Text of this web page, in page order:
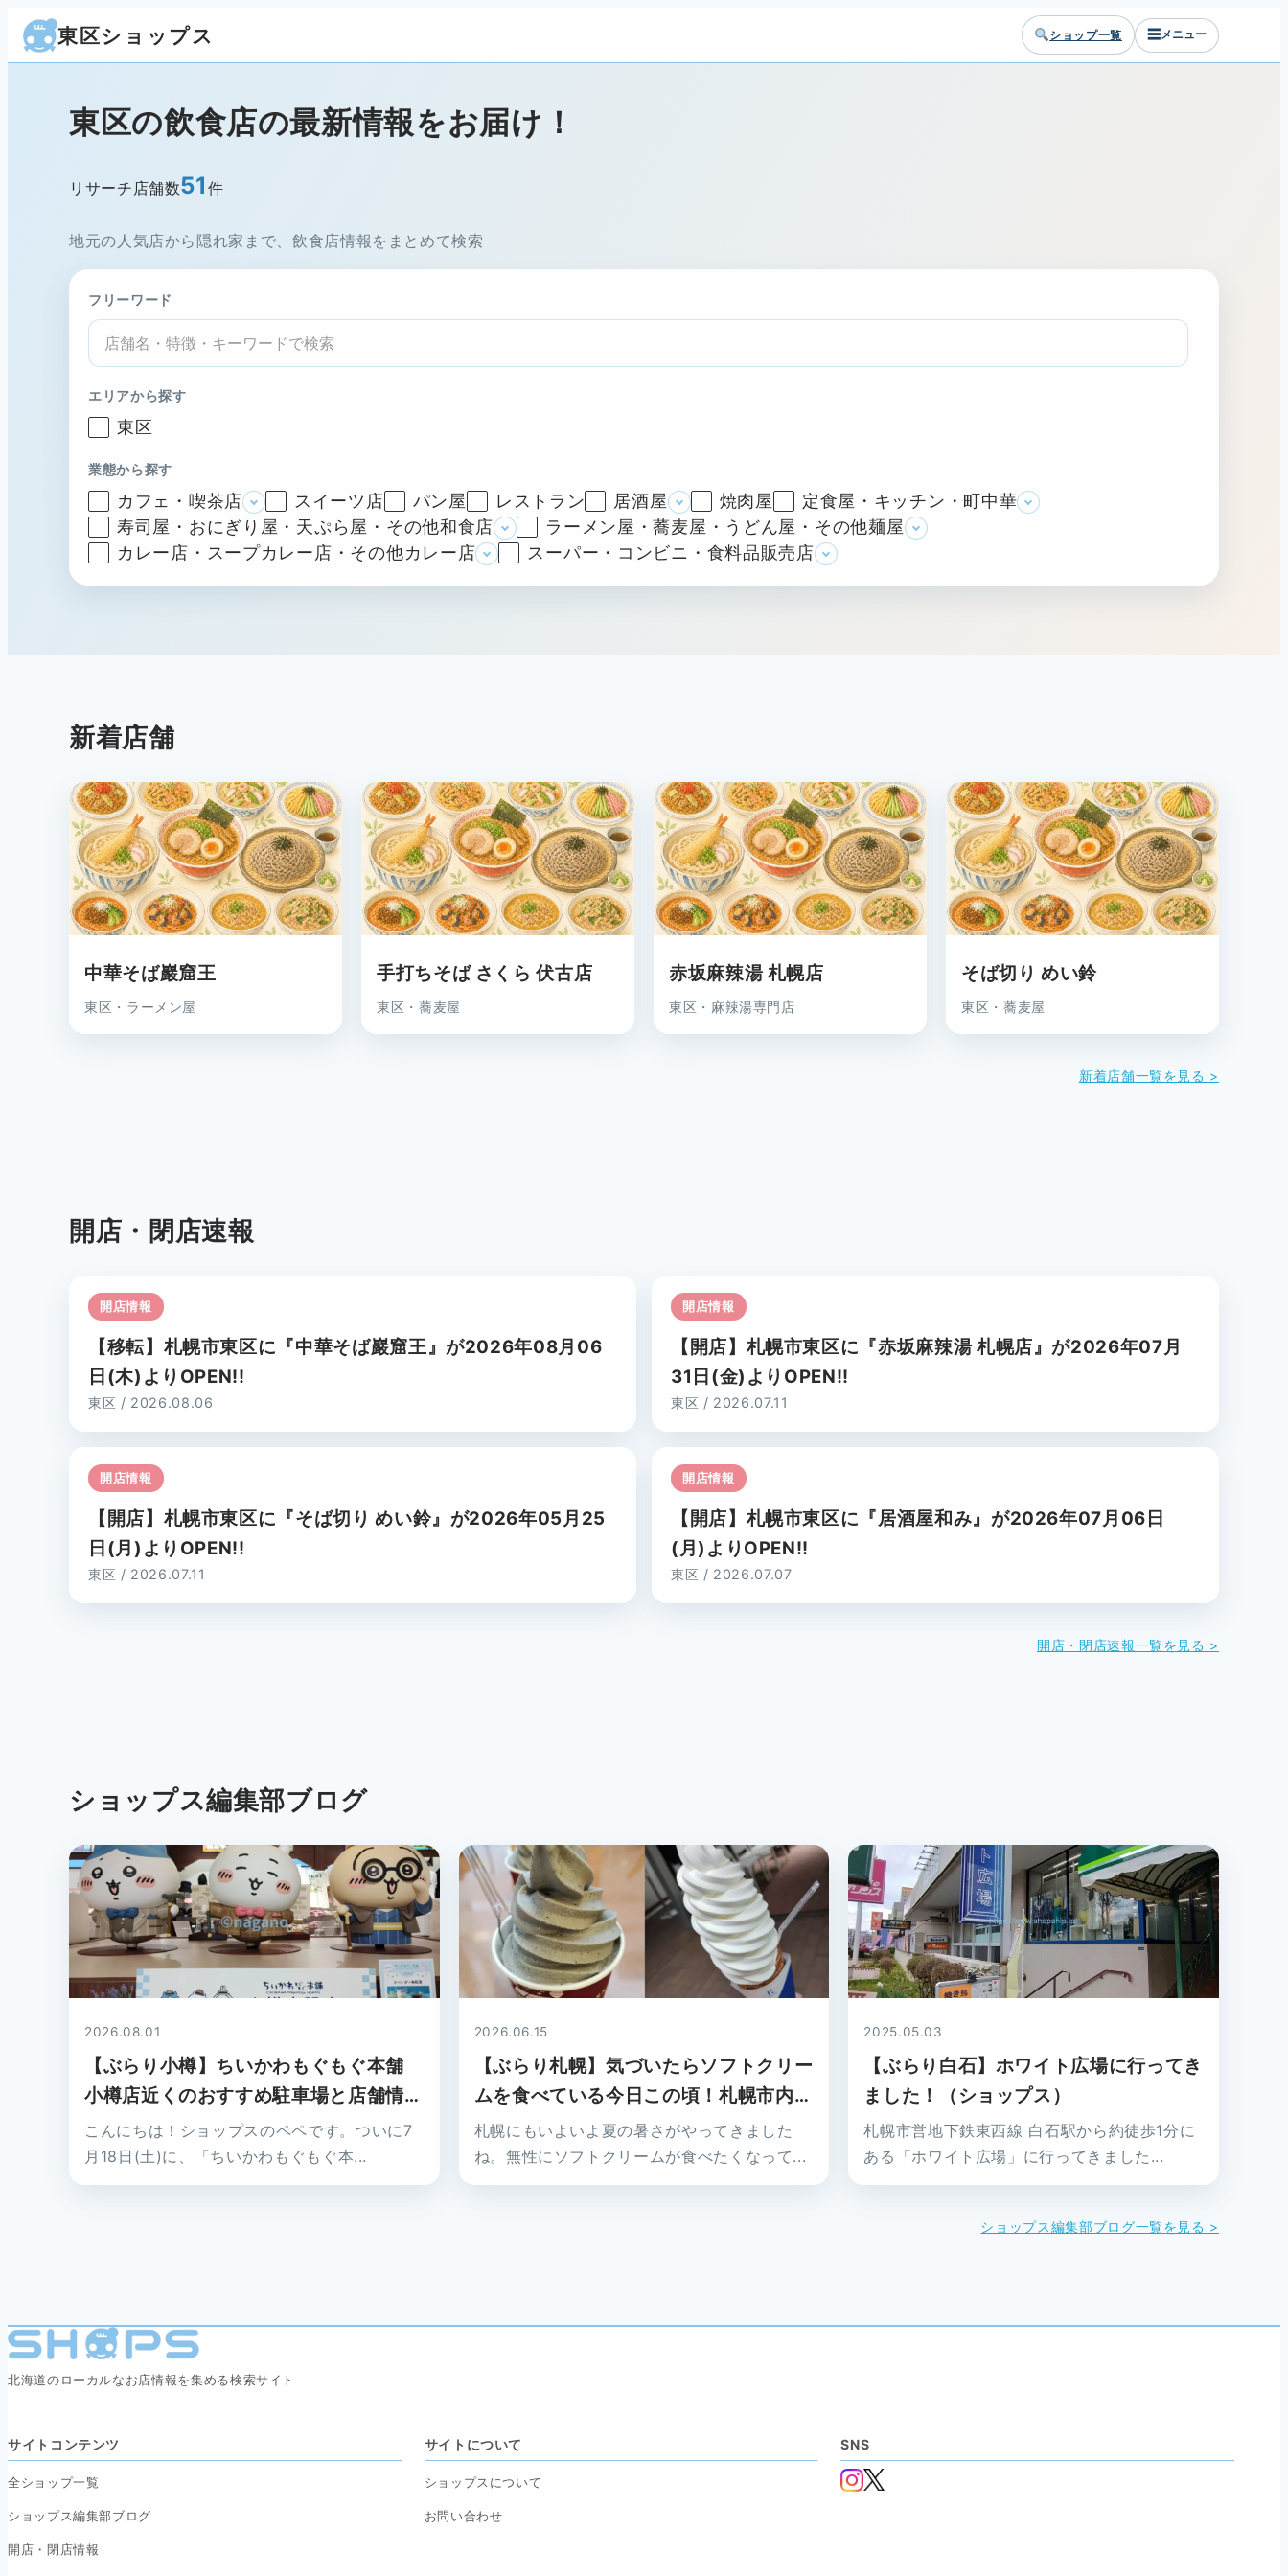
東区ショップス ショップ一覧 ☰メニュー
東区の飲食店の最新情報をお届け！
リサーチ店舗数51 件
地元の人気店から隠れ家まで、飲食店情報をまとめて検索
フリーワード
エリアから探す
東区
業態から探す
カフェ・喫茶店 スイーツ店 パン屋 レストラン 居酒屋 焼肉屋
定食屋・キッチン・町中華
寿司屋・おにぎり屋・天ぷら屋・その他和食店
ラーメン屋・蕎麦屋・うどん屋・その他麺屋
カレー店・スープカレー店・その他カレー店
スーパー・コンビニ・食料品販売店
新着店舗
中華そば巖窟王
東区・ラーメン屋
手打ちそば さくら 伏古店
東区・蕎麦屋
赤坂麻辣湯 札幌店
東区・麻辣湯専門店
そば切り めい鈴
東区・蕎麦屋
新着店舗一覧を見る >
開店・閉店速報
開店情報
【移転】札幌市東区に『中華そば巖窟王』が2026年08月06
日(木)よりOPEN!!
東区 / 2026.08.06
開店情報
【開店】札幌市東区に『赤坂麻辣湯 札幌店』が2026年07月
31日(金)よりOPEN!!
東区 / 2026.07.11
開店情報
【開店】札幌市東区に『そば切り めい鈴』が2026年05月25
日(月)よりOPEN!!
東区 / 2026.07.11
開店情報
【開店】札幌市東区に『居酒屋和み』が2026年07月06日
(月)よりOPEN!!
東区 / 2026.07.07
開店・閉店速報一覧を見る >
ショップス編集部ブログ
2026.08.01
【ぶらり小樽】ちいかわもぐもぐ本舗
小樽店近くのおすすめ駐車場と店舗情報
を紹介！（ショップス）
こんにちは！ショップスのペペです。ついに7
月18日(土)に、「ちいかわもぐもぐ本...
2026.06.15
【ぶらり札幌】気づいたらソフトクリー
ムを食べている今日この頃！札幌市内の
ソフトクリーム店を2店舗ご紹介！（シ
ョップス）
札幌にもいよいよ夏の暑さがやってきました
ね。無性にソフトクリームが食べたくなって...
2025.05.03
【ぶらり白石】ホワイト広場に行ってき
ました！（ショップス）
札幌市営地下鉄東西線 白石駅から約徒歩1分に
ある「ホワイト広場」に行ってきました...
ショップス編集部ブログ一覧を見る >
北海道のローカルなお店情報を集める検索サイト
サイトコンテンツ
全ショップ一覧
ショップス編集部ブログ
開店・閉店情報
サイトについて
ショップスについて
お問い合わせ
SNS